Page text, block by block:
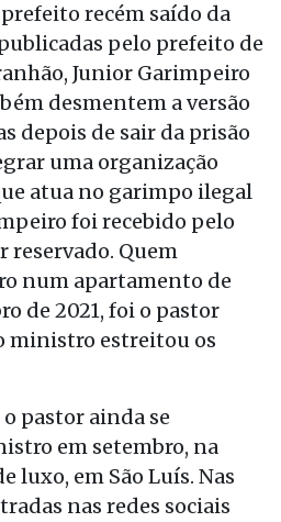
recém saído da
pelo prefeito de
Junior Garimpeiro
desmentem a versão
depois de sair da prisão
uma organização
atua no garimpo ilegal
foi recebido pelo
Quem
num apartamento de
de 2021, foi o pastor
ministro estreitou os
pastor ainda se
em setembro, na
luxo, em São Luís. Nas
nas redes sociais